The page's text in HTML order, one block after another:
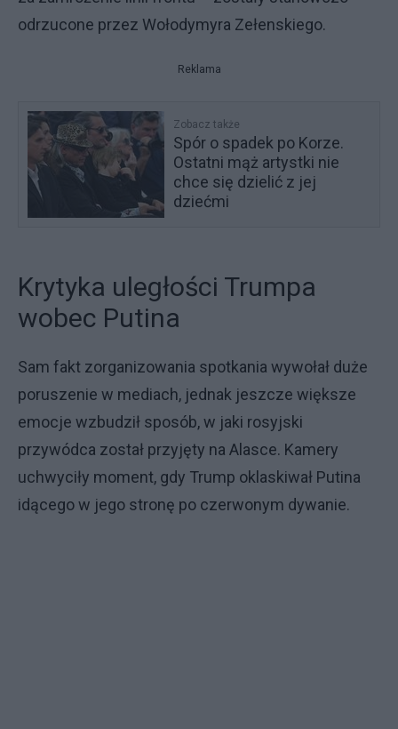
odrzucone przez Wołodymyra Zełenskiego.
Reklama
Zobacz także
Spór o spadek po Korze.
Ostatni mąż artystki nie
chce się dzielić z jej
dziećmi
Krytyka uległości Trumpa
wobec Putina
Sam fakt zorganizowania spotkania wywołał duże
poruszenie w mediach, jednak jeszcze większe
emocje wzbudził sposób, w jaki rosyjski
przywódca został przyjęty na Alasce. Kamery
uchwyciły moment, gdy Trump oklaskiwał Putina
idącego w jego stronę po czerwonym dywanie.